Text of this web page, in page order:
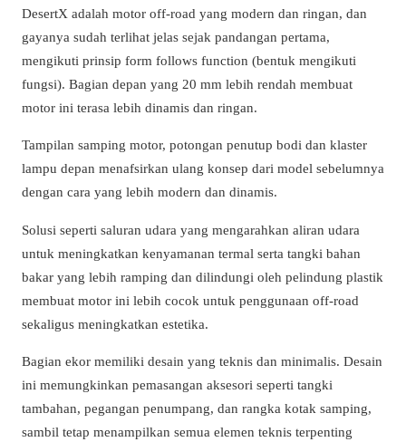
DesertX adalah motor off-road yang modern dan ringan, dan
gayanya sudah terlihat jelas sejak pandangan pertama,
mengikuti prinsip form follows function (bentuk mengikuti
fungsi). Bagian depan yang 20 mm lebih rendah membuat
motor ini terasa lebih dinamis dan ringan.
Tampilan samping motor, potongan penutup bodi dan klaster
lampu depan menafsirkan ulang konsep dari model sebelumnya
dengan cara yang lebih modern dan dinamis.
Solusi seperti saluran udara yang mengarahkan aliran udara
untuk meningkatkan kenyamanan termal serta tangki bahan
bakar yang lebih ramping dan dilindungi oleh pelindung plastik
membuat motor ini lebih cocok untuk penggunaan off-road
sekaligus meningkatkan estetika.
Bagian ekor memiliki desain yang teknis dan minimalis. Desain
ini memungkinkan pemasangan aksesori seperti tangki
tambahan, pegangan penumpang, dan rangka kotak samping,
sambil tetap menampilkan semua elemen teknis terpenting